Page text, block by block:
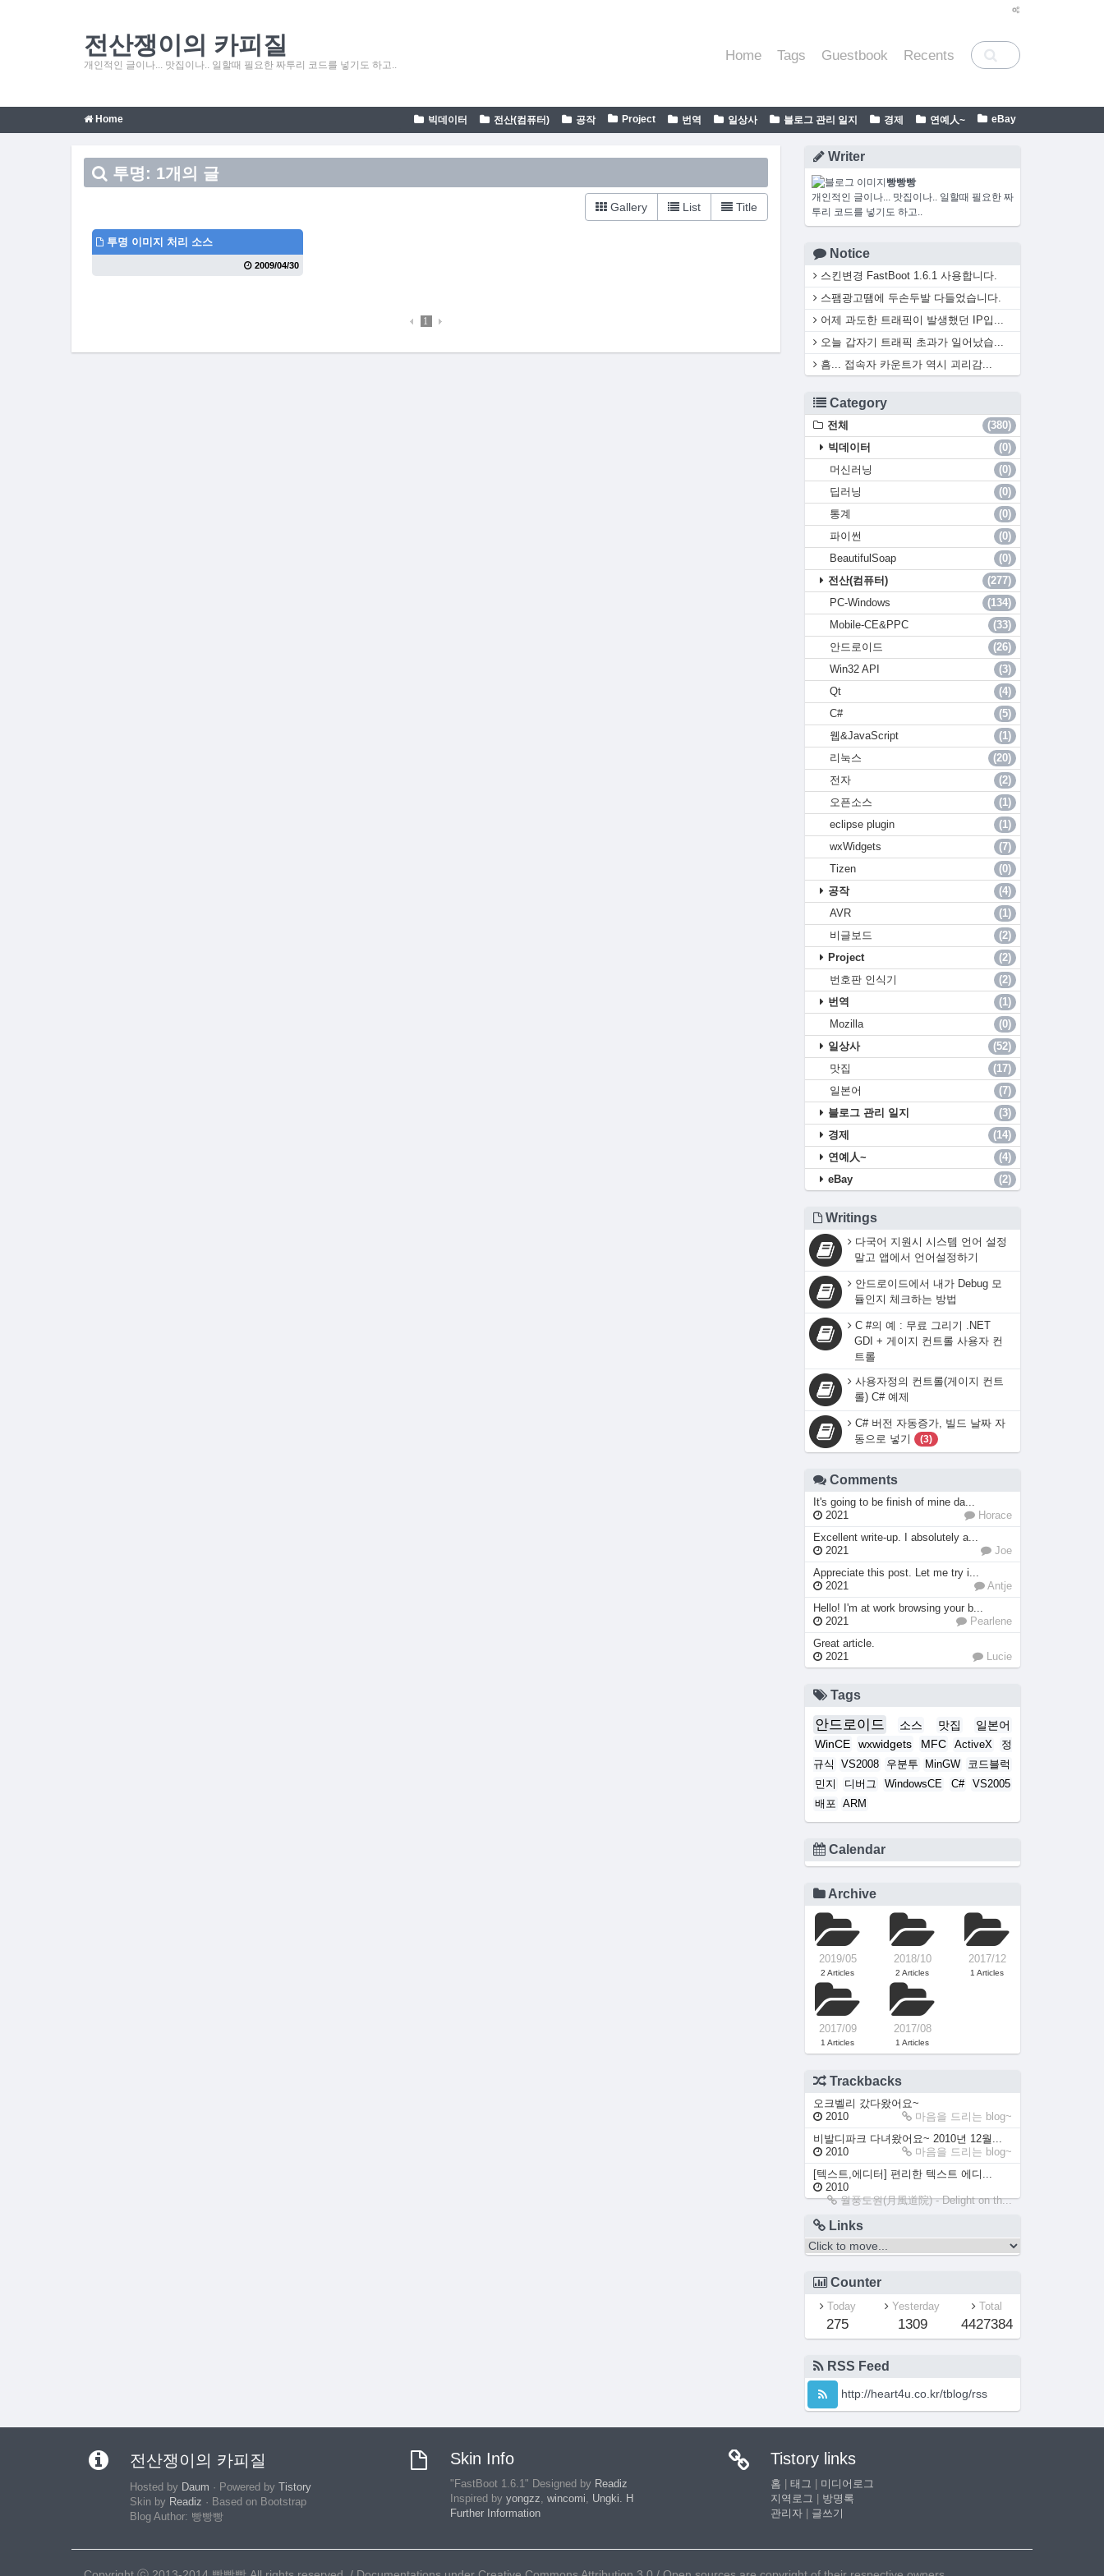
Home Tags Guestbook Recents
전산쟁이의 카피질
개인적인 글이나... 맛집이나.. 일할때 필요한 짜투리 코드를 넣기도 하고..
빅데이터 전산(컴퓨터) 공작 Project 번역 일상사 블로그 관리 일지 경제 연예人~ eBay
Home
투명: 1개의 글
Gallery List Title
투명 이미지 처리 소스
2009/04/30
1
Writer
빵빵빵
개인적인 글이나... 맛집이나.. 일할때 필요한 짜
투리 코드를 넣기도 하고..
Notice
스킨변경 FastBoot 1.6.1 사용합니다.
스팸광고땜에 두손두발 다들었습니다.
어제 과도한 트래픽이 발생했던 IP입...
오늘 갑자기 트래픽 초과가 일어났습...
흠... 접속자 카운트가 역시 괴리감...
Category
전체
(380)
빅데이터
(0)
머신러닝
(0)
딥러닝
(0)
통계
(0)
파이썬
(0)
BeautifulSoap
(0)
전산(컴퓨터)
(277)
PC-Windows
(134)
Mobile-CE&PPC
(33)
안드로이드
(26)
Win32 API
(3)
Qt
(4)
C#
(5)
웹&JavaScript
(1)
리눅스
(20)
전자
(2)
오픈소스
(1)
eclipse plugin
(1)
wxWidgets
(7)
Tizen
(0)
공작
(4)
AVR
(1)
비글보드
(2)
Project
(2)
번호판 인식기
(2)
번역
(1)
Mozilla
(0)
일상사
(52)
맛집
(17)
일본어
(7)
블로그 관리 일지
(3)
경제
(14)
연예人~
(4)
eBay
(2)
Writings
다국어 지원시 시스템 언어 설정
말고 앱에서 언어설정하기
안드로이드에서 내가 Debug 모
듈인지 체크하는 방법
C #의 예 : 무료 그리기 .NET
GDI + 게이지 컨트롤 사용자 컨
트롤
사용자정의 컨트롤(게이지 컨트
롤) C# 예제
C# 버전 자동증가, 빌드 날짜 자
동으로 넣기
(3)
Comments
It's going to be finish of mine da...
2021
Horace
Excellent write-up. I absolutely a...
2021
Joe
Appreciate this post. Let me try i...
2021
Antje
Hello! I'm at work browsing your b...
2021
Pearlene
Great article.
2021
Lucie
Tags
안드로이드 소스 맛집
일본어
WinCE
wxwidgets MFC ActiveX
정
규식
VS2008 우분투 MinGW
코드블럭
민지
디버그 WindowsCE C#
VS2005
배포
ARM
Calendar
Archive
2019/05
2 Articles
2018/10
2 Articles
2017/12
1 Articles
2017/09
1 Articles
2017/08
1 Articles
Trackbacks
오크벨리 갔다왔어요~
2010
마음을 드리는 blog~
비발디파크 다녀왔어요~ 2010년 12월...
2010
마음을 드리는 blog~
[텍스트,에디터] 편리한 텍스트 에디...
2010
월풍도원(月風道院) - Delight on th...
Links
Counter
Today
275
Yesterday
1309
Total
4427384
RSS Feed
http://heart4u.co.kr/tblog/rss
전산쟁이의 카피질
Hosted by Daum · Powered by Tistory
Skin by Readiz · Based on Bootstrap
Blog Author: 빵빵빵
Skin Info
"FastBoot 1.6.1" Designed by Readiz
Inspired by yongzz wincomi
Ungki. H
Further Information
Tistory links
홈 태그
미디어로그
지역로그
방명록
관리자
글쓰기